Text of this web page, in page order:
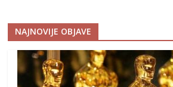
NAJNOVIJE OBJAVE